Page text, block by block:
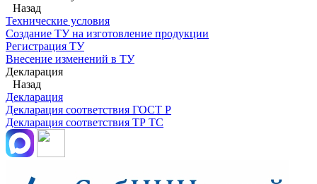
Назад
Технические условия
Создание ТУ на изготовление продукции
Регистрация ТУ
Внесение изменений в ТУ
Декларация
Назад
Декларация
Декларация соответствия ГОСТ Р
Декларация соответствия ТР ТС